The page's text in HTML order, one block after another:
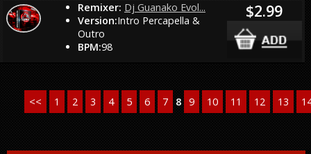
Remixer: Dj Guanako Evol...
Version:Intro Percapella &
Outro
BPM:98
$2.99
<< 1 2 3 4 5 6 7 8 9 10 11 12 13